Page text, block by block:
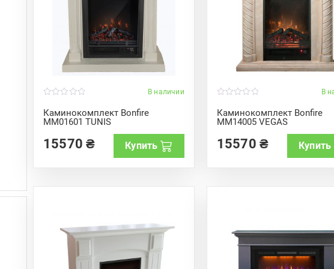
В наличии
Каминокомплект Bonfire
MM01601 TUNIS
o
u
t
f15570₴ Купить
В
Каминокомплект Bonfire
MM14005 VEGAS
o
u
t
f15570 ₴ Купить